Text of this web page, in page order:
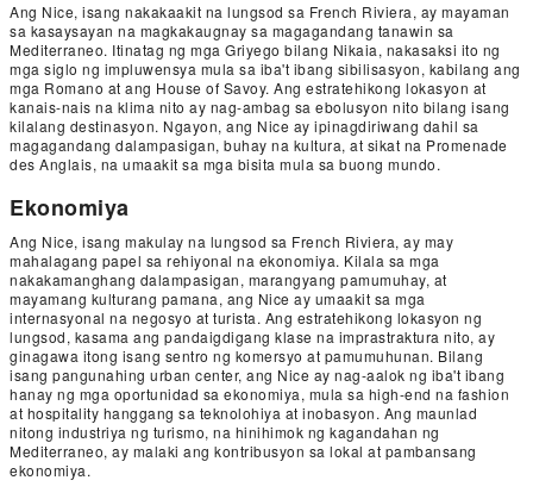
Ang Nice, isang nakakaakit na lungsod sa French Riviera, ay mayaman
sa kasaysayan na magkakaugnay sa magagandang tanawin sa
Mediterraneo. Itinatag ng mga Griyego bilang Nikaia, nakasaksi ito ng
mga siglo ng impluwensya mula sa iba't ibang sibilisasyon, kabilang ang
mga Romano at ang House of Savoy. Ang estratehikong lokasyon at
kanais-nais na klima nito ay nag-ambag sa ebolusyon nito bilang isang
kilalang destinasyon. Ngayon, ang Nice ay ipinagdiriwang dahil sa
magagandang dalampasigan, buhay na kultura, at sikat na Promenade
des Anglais, na umaakit sa mga bisita mula sa buong mundo.
Ekonomiya
Ang Nice, isang makulay na lungsod sa French Riviera, ay may
mahalagang papel sa rehiyonal na ekonomiya. Kilala sa mga
nakakamanghang dalampasigan, marangyang pamumuhay, at
mayamang kulturang pamana, ang Nice ay umaakit sa mga
internasyonal na negosyo at turista. Ang estratehikong lokasyon ng
lungsod, kasama ang pandaigdigang klase na imprastraktura nito, ay
ginagawa itong isang sentro ng komersyo at pamumuhunan. Bilang
isang pangunahing urban center, ang Nice ay nag-aalok ng iba't ibang
hanay ng mga oportunidad sa ekonomiya, mula sa high-end na fashion
at hospitality hanggang sa teknolohiya at inobasyon. Ang maunlad
nitong industriya ng turismo, na hinihimok ng kagandahan ng
Mediterraneo, ay malaki ang kontribusyon sa lokal at pambansang
ekonomiya.